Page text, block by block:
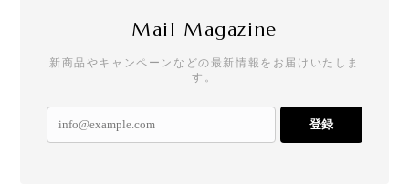
Mail Magazine
新商品やキャンペーンなどの最新情報をお届けいたしま
す。
登録